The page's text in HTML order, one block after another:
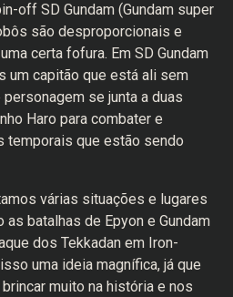
off SD Gundam (Gundam super
são desproporcionais e
certa fofura. Em SD Gundam
um capitão que está ali sem
se junta a duas
Haro para combater e
temporais que estão sendo
várias situações e lugares
batalhas de Epyon e Gundam
dos Tekkadan em Iron-
uma ideia magnífica, já que
muito na história e nos